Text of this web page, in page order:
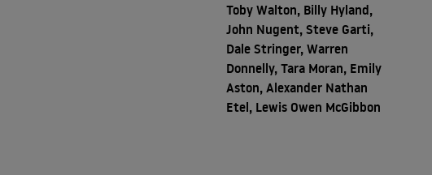
Toby Walton, Billy Hyland,
John Nugent, Steve Garti,
Dale Stringer, Warren
Donnelly, Tara Moran, Emily
Aston, Alexander Nathan
Etel, Lewis Owen McGibbon